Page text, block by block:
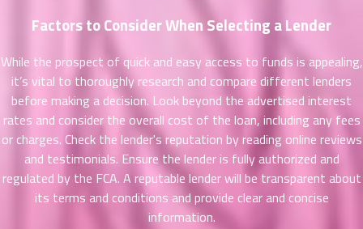
Factors to Consider When Selecting a Lender
While the prospect of quick and easy access to funds is appealing,
it’s vital to thoroughly research and compare different lenders
before making a decision. Look beyond the advertised interest
rates and consider the overall cost of the loan, including any fees
or charges. Check the lender's reputation by reading online reviews
and testimonials. Ensure the lender is fully authorized and
regulated by the FCA. A reputable lender will be transparent about
its terms and conditions and provide clear and concise
information.
ที่
42
ตอน
ที่
ธ์
43
ตอน